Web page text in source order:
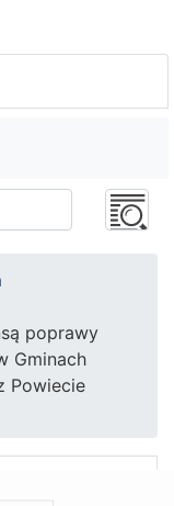
poprawy
Gminach
Powiecie